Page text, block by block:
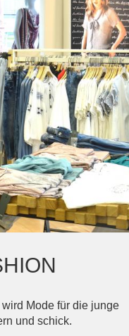
Mode für die junge
und schick.